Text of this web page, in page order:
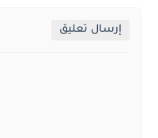
إرسال تعليق